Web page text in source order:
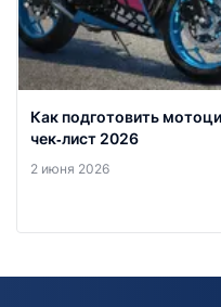
Как подготовить
чек‑лист 2026
2 июня 2026